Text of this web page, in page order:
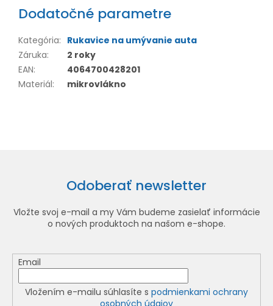
Dodatočné parametre
Kategória: Rukavice na umývanie auta
Záruka:
2 roky
EAN:
4064700428201
Materiál: mikrovlákno
Odoberať newsletter
Vložte svoj e-mail a my Vám budeme zasielať informácie
o nových produktoch na našom e-shope.
Email
Vložením e-mailu súhlasíte s podmienkami ochrany